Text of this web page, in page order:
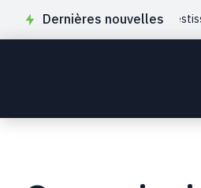
Dernières nouvelles
Forum de Coopération et